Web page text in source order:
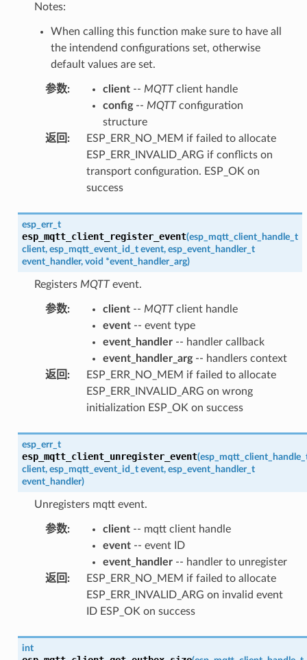
Notes:
When calling this function make sure to have all
the intendend configurations set, otherwise
default values are set.
参数: client-- MQTTclient handle
config-- MQTTconfiguration
structure
返回 :
ESP_ERR_NO_MEM if failed to allocate
ESP_ERR_INVALID_ARG if conflicts on
transport configuration. ESP_OK on
success
esp_err_t
esp_mqtt_client_register_event(esp_mqtt_client_handle_t
client, esp_mqtt_event_id_t event, esp_event_handler_t
event_handler, void *event_handler_arg)
Registers MQTTevent.
参数: client-- MQTTclient handle
event-- event type
event_handler-- handler callback
event_handler_arg-- handlers context
返回 :
ESP_ERR_NO_MEM if failed to allocate
ESP_ERR_INVALID_ARG on wrong
initialization ESP_OK on success
esp_err_t
esp_mqtt_client_unregister_event(
client, esp_mqtt_event_id_t event, esp_event_handler_t
event_handler)
Unregisters mqtt event.
参数: client-- mqtt client handle
event-- event ID
event_handler-- handler to unregister
返回 :
ESP_ERR_NO_MEM if failed to allocate
ESP_ERR_INVALID_ARG on invalid event
ID ESP_OK on success
int